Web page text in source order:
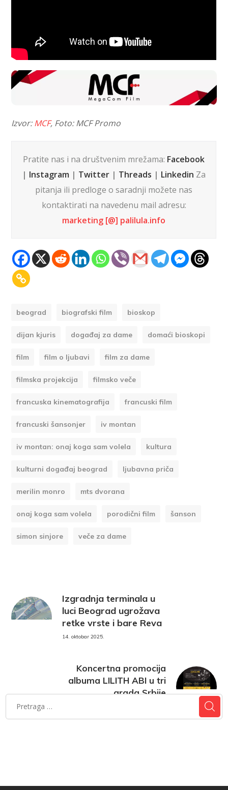
Izvor:MCF, Foto: MCF Promo
Pratite nas i na društvenim mrežama: Facebook
| Instagram | Twitter | Threads | Linkedin Za
pitanja ili predloge o saradnji možete nas
kontaktirati na navedenu mail adresu:
marketing [@] palilula.info
beograd biografski film bioskop
dijan kjuris događaj za dame domaći bioskopi
film film o ljubavi film za dame
filmska projekcija filmsko veče
francuska kinematografija francuski film
francuski šansonjer iv montan
iv montan: onaj koga sam volela kultura
kulturni događaj beograd ljubavna priča
merilin monro mts dvorana
onaj koga sam volela porodični film šanson
simon sinjore veče za dame
Izgradnja terminala u
luci Beograd ugrožava
retke vrste i bare Reva
14. oktobar 2025.
Koncertna promocija
albuma LILITH ABI u tri
grada Srbije